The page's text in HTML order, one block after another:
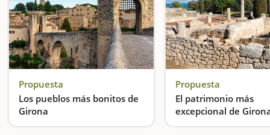
Propuesta
Los pueblos más bonitos de
Girona
Escapadas con encanto a los pueblos de Costa Brava y del interior de Girona
Propuesta
El patrimonio más
excepcional de